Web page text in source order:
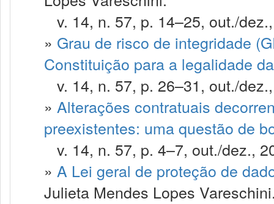
v. 14, n. 57, p. 14–25, out./
» Grau de risco de integridade
Constituição para a legalidade
v. 14, n. 57, p. 26–31, out./
» Alterações contratuais
preexistentes: uma questão de
v. 14, n. 57, p. 4–7, out./dez.,
» A Lei geral de proteção de
Julieta Mendes Lopes